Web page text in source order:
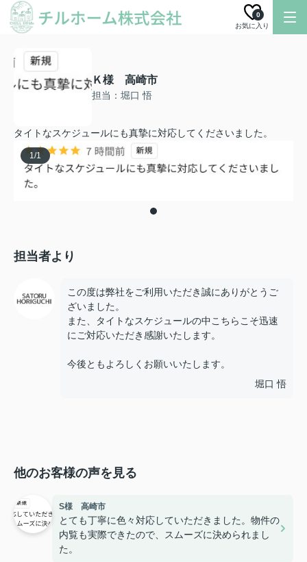
お気に入り
0
Ｋ様 高崎市
担当：堀口 悟
タイトなスケジュールにも真摯に対応してくださいました。
1/1
担当者より
この度は弊社をご利用いただき誠にありがとうご
ざいました。
また、タイトなスケジュールの中こちらこそ迅速
にご対応いただき感謝いたします。
今後ともよろしくお願いいたします。
堀口 悟
他のお客様の声を見る
S様 高崎市
とても丁寧に色々対応していただきました。物件の
内覧も実際できたので、スムーズに決められまし
た。